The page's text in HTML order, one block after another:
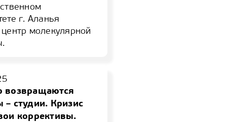
г. Аланья
молекулярной
возвращаются
– студии. Кризис
коррективы.